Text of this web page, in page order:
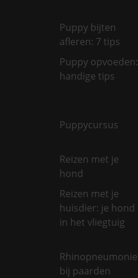
Puppy bijten
afleren: 7 tips
Puppy opvoeden:
handige tips
Puppycursus
Reizen met je
hond
Reizen met je
huisdier: je hond
in het vliegtuig
Rhinopneumonie
bij paarden